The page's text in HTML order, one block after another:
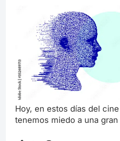
Hoy, en estos días del
tenemos miedo a una